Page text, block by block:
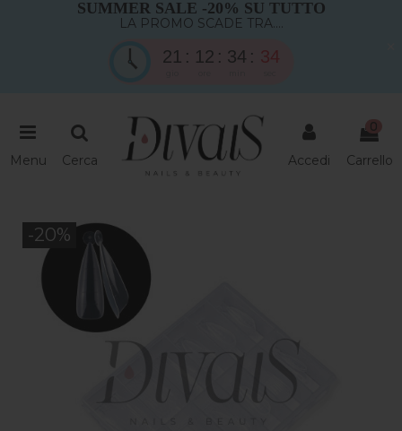
SUMMER SALE -20% SU TUTTO
LA PROMO SCADE TRA....
21 12 34 33
Menu Cerca Accedi
0
Carrello
-20%